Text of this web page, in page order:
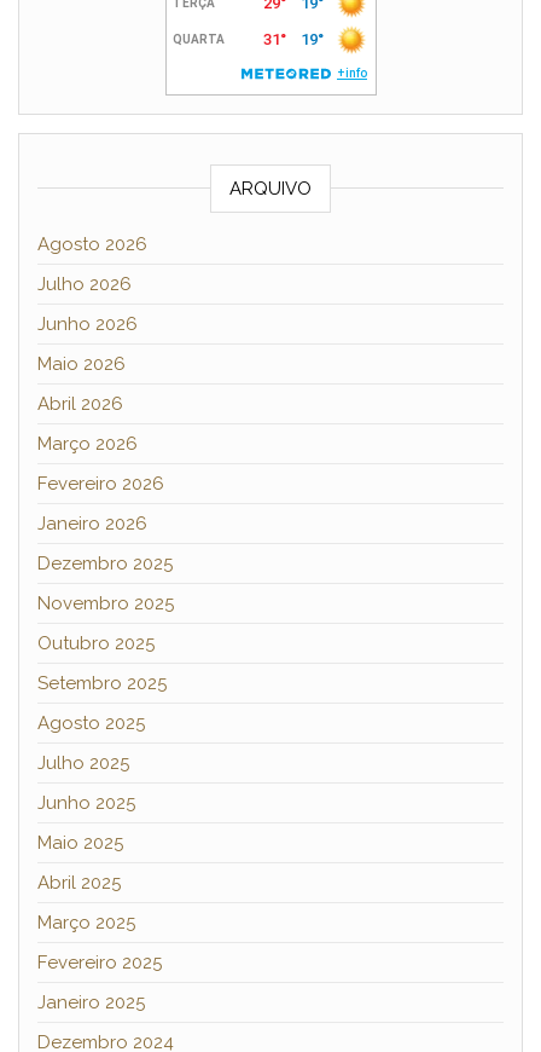
ARQUIVO
Agosto 2026
Julho 2026
Junho 2026
Maio 2026
Abril 2026
Março 2026
Fevereiro 2026
Janeiro 2026
Dezembro 2025
Novembro 2025
Outubro 2025
Setembro 2025
Agosto 2025
Julho 2025
Junho 2025
Maio 2025
Abril 2025
Março 2025
Fevereiro 2025
Janeiro 2025
Dezembro 2024